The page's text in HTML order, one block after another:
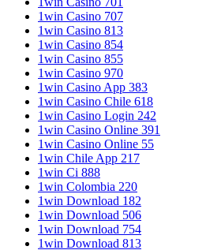
1win Casino 707
1win Casino 813
1win Casino 854
1win Casino 855
1win Casino 970
1win Casino App 383
1win Casino Chile 618
1win Casino Login 242
1win Casino Online 391
1win Casino Online 55
1win Chile App 217
1win Ci 888
1win Colombia 220
1win Download 182
1win Download 506
1win Download 754
1win Download 813